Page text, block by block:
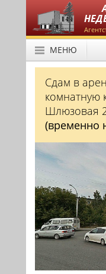
МЕНЮ
Сдам в
комнатную
Шлюзовая
(временно